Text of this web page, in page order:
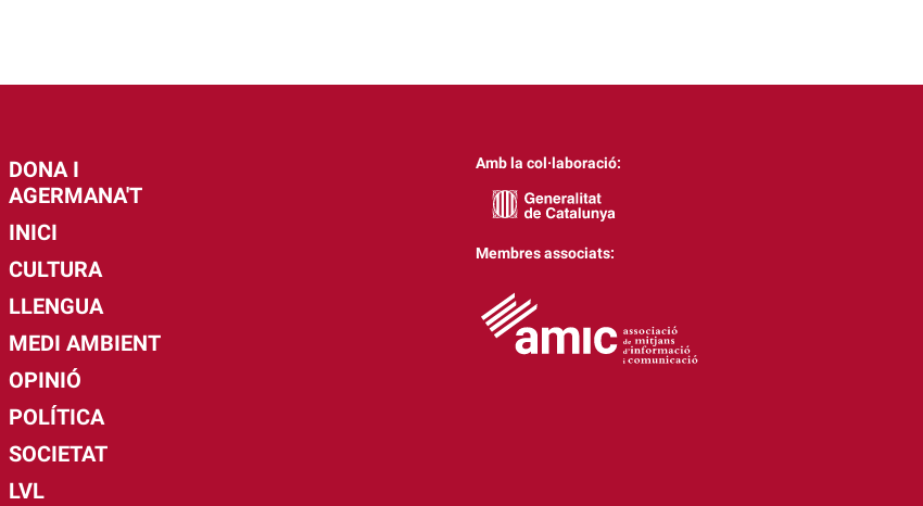
DONA I
AGERMANA'T
INICI
CULTURA
LLENGUA
MEDI AMBIENT
OPINIÓ
POLÍTICA
SOCIETAT
LVL
Amb la col·laboració:
Membres associats: